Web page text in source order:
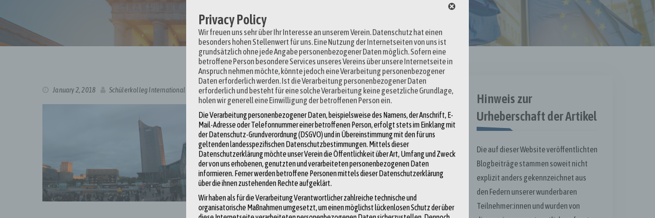
January 2, 2018 Schülerkolleg International -J
Hinweis zur
Urheberschaft der Artikel
Die auf dieser Website veröffentlichten
Blogbeiträge stammen soweit nicht
explizit anders gekennzeichnet aus
den Federn unserer wunderbaren
Teilnehmer:innen und wurden von
Privacy Policy
Wir freuen uns sehr über Ihr Interesse an unserem Verein. Datenschutz hat einen
besonders hohen Stellenwert für uns. Eine Nutzung der Internetseiten von uns ist
grundsätzlich ohne jede Angabe personenbezogener Daten möglich. Sofern eine
betroffene Person besondere Services unseres Vereins über unsere Internetseite in
Anspruch nehmen möchte, könnte jedoch eine Verarbeitung personenbezogener
Daten erforderlich werden. Ist die Verarbeitung personenbezogener Daten
erforderlich und besteht für eine solche Verarbeitung keine gesetzliche Grundlage,
holen wir generell eine Einwilligung der betroffenen Person ein.
Die Verarbeitung personenbezogener Daten, beispielsweise des Namens, der Anschrift, E-
Mail-Adresse oder Telefonnummer einer betroffenen Person, erfolgt stets im Einklang mit
der Datenschutz-Grundverordnung (DSGVO) und in Übereinstimmung mit den für uns
geltenden landesspezifischen Datenschutzbestimmungen. Mittels dieser
Datenschutzerklärung möchte unser Verein die Öffentlichkeit über Art, Umfang und Zweck
der von uns erhobenen, genutzten und verarbeiteten personenbezogenen Daten
informieren. Ferner werden betroffene Personen mittels dieser Datenschutzerklärung
über die ihnen zustehenden Rechte aufgeklärt.
Wir haben als für die Verarbeitung Verantwortlicher zahlreiche technische und
organisatorische Maßnahmen umgesetzt, um einen möglichst lückenlosen Schutz der über